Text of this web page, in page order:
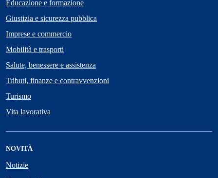
Educazione e formazione
Giustizia e sicurezza pubblica
Imprese e commercio
Mobilità e trasporti
Salute, benessere e assistenza
Tributi, finanze e contravvenzioni
Turismo
Vita lavorativa
NOVITÀ
Notizie